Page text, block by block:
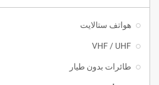
هواتف ستالايت
VHF / UHF
طائرات بدون طيار